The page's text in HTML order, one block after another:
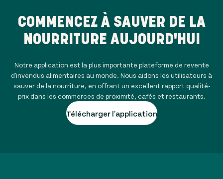
COMMENCEZ À SAUVER DE LA
NOURRITURE AUJOURD'HUI
Notre application est la plus importante plateforme de revente
d'invendus alimentaires au monde. Nous aidons les utilisateurs à
sauver de la nourriture, en offrant un excellent rapport qualité-
prix dans les commerces de proximité, cafés et restaurants.
Télécharger l'application